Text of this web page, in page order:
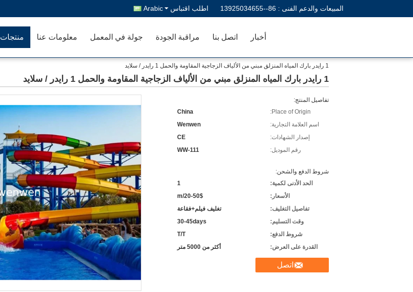
المبيعات والدعم الفنى : 86--13925034655 اطلب اقتباس Arabic
منتجات معلومات عنا جولة في المعمل مراقبة الجودة اتصل بنا أخبار
1 رايدر بارك المياه المنزلق مبني من الألياف الزجاجية المقاومة والحمل 1 رايدر / سلايد
1 رايدر بارك المياه المنزلق مبني من الألياف الزجاجية المقاومة والحمل 1 رايدر / سلايد
تفاصيل المنتج:
Place of Origin:
China
اسم العلامة التجارية:
Wenwen
إصدار الشهادات:
CE
رقم الموديل:
WW-111
شروط الدفع والشحن:
الحد الأدنى لكمية:
1
الأسعار:
20-50$/m
تفاصيل التغليف:
تغليف فيلم+فقاعة
وقت التسليم:
30-45days
شروط الدفع:
T/T
القدرة على العرض:
أكثر من 5000 متر
اتصل